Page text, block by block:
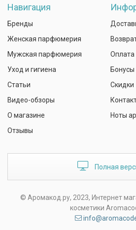
Навигация
Бренды
Женская парфюмерия
Мужская парфюмерия
Уход и гигиена
Статьи
Видео-обзоры
О магазине
Отзывы
Оплата
Бонусы
Скидки
Ноты
Полная
© Аромакод.ру, 2023, Интернет
косметики